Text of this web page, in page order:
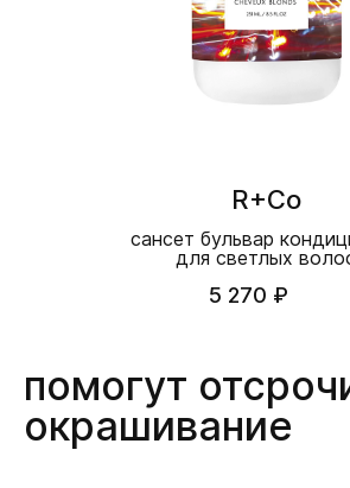
R+Co
сансет бульвар
для светлых
5 270 ₽
помогут
окрашивание